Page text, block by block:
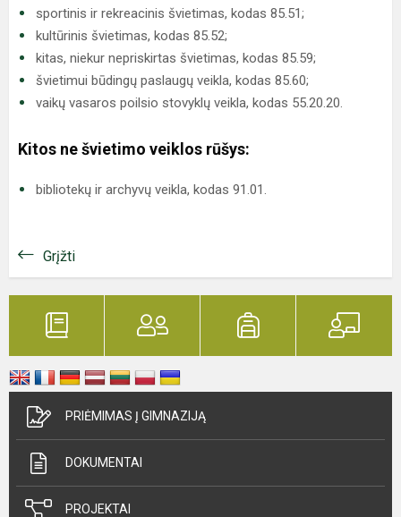
sportinis ir rekreacinis švietimas, kodas 85.51;
kultūrinis švietimas, kodas 85.52;
kitas, niekur nepriskirtas švietimas, kodas 85.59;
švietimui būdingų paslaugų veikla, kodas 85.60;
vaikų vasaros poilsio stovyklų veikla, kodas 55.20.20.
Kitos ne švietimo veiklos rūšys:
bibliotekų ir archyvų veikla, kodas 91.01.
Grįžti
PRIĖMIMAS Į GIMNAZIJĄ
DOKUMENTAI
PROJEKTAI